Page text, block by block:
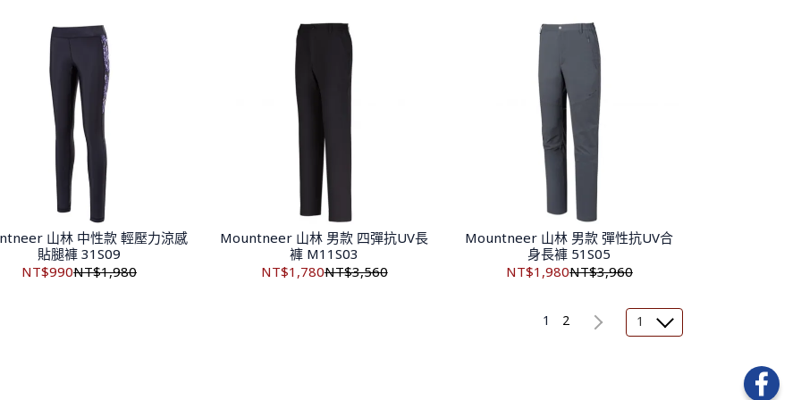
山林 中性款 輕壓力涼感
貼腿褲 31S09
NT$990NT$1,980
Mountneer 山林 男款 四彈抗UV長
褲 M11S03
NT$1,780NT$3,560
Mountneer 山林 男款 彈性抗UV合
身長褲 51S05
NT$1,980NT$3,960
1 2 1